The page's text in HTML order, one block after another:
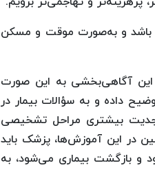
باشد و به‌صورت موقت و مسکن
این آگاهی‌بخشی به این صورت
داده و به سؤالات بیمار در
جدیت بیشتری مراحل تشخیصی
در این آموزش‌ها، پزشک باید
و بازگشت بیماری می‌شود، به